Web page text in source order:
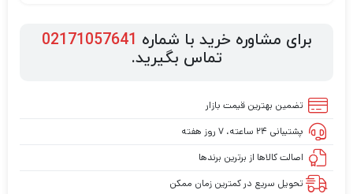
برای مشاوره خرید با شماره 02171057641
تماس بگیرید.
تضمین بهترین قیمت بازار
پشتیبانی ۲۴ ساعته، ۷ روز هفته
اصالت کالاها از برترین برندها
تحویل سریع در کمترین زمان ممکن